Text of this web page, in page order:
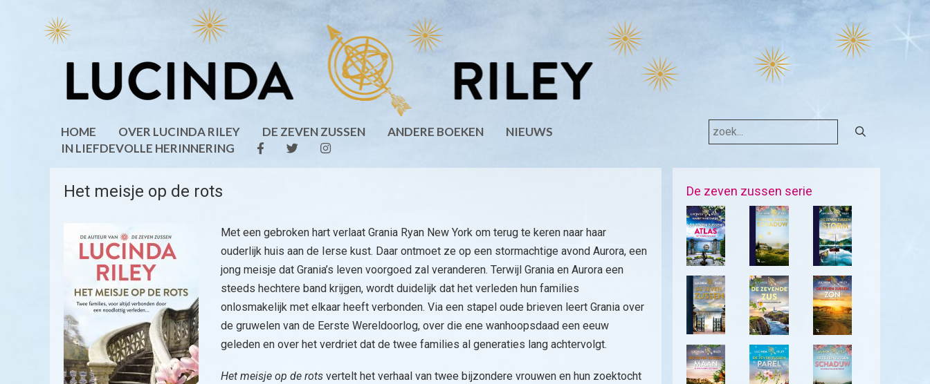
Search
for:
HOME OVER LUCINDA RILEY DE ZEVEN ZUSSEN ANDERE BOEKEN
NIEUWS
IN LIEFDEVOLLE HERINNERING
Het meisje op de rots
Met een gebroken hart verlaat Grania Ryan New York om terug te keren naar haar
ouderlijk huis aan de Ierse kust. Daar ontmoet ze op een stormachtige avond Aurora, een
jong meisje dat Grania’s leven voorgoed zal veranderen. Terwijl Grania en Aurora een
steeds hechtere band krijgen, wordt duidelijk dat het verleden hun families
onlosmakelijk met elkaar heeft verbonden. Via een stapel oude brieven leert Grania over
de gruwelen van de Eerste Wereldoorlog, over die ene wanhoopsdaad een eeuw
geleden en over het verdriet dat de twee families al generaties lang achtervolgt.
Het meisje op de rots vertelt het verhaal van twee bijzondere vrouwen en hun zoektocht
De zeven zussen serie